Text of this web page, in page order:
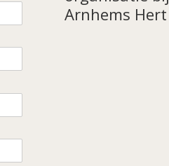
Arnhems Hert